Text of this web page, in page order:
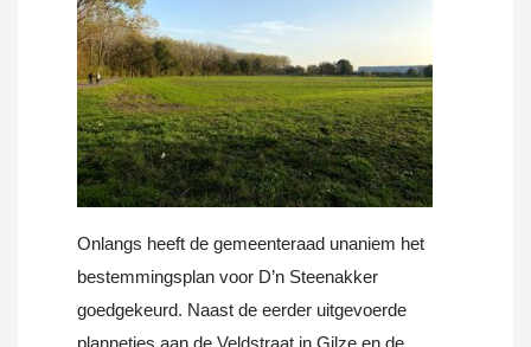
Onlangs heeft de gemeenteraad unaniem het
bestemmingsplan voor D’n Steenakker
goedgekeurd. Naast de eerder uitgevoerde
plannetjes aan de Veldstraat in Gilze en de